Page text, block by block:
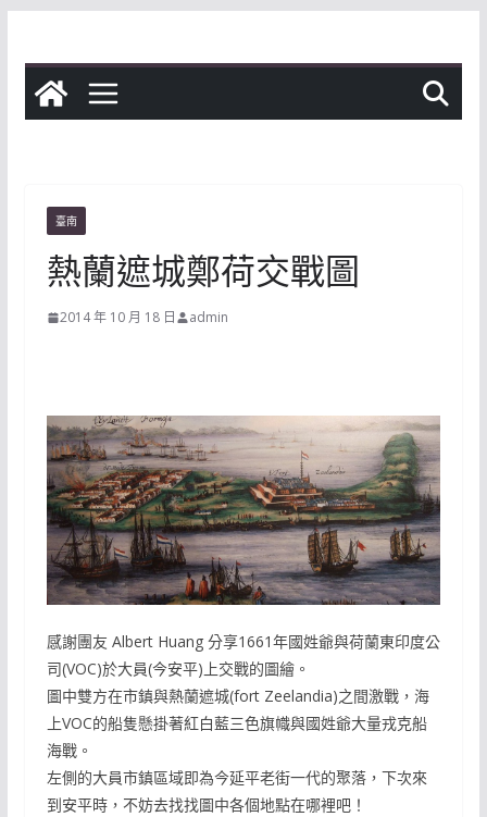
content
臺南
熱蘭遮城鄭荷交戰圖
2014 年 10 月 18 日 admin
感謝團友 Albert Huang 分享1661年國姓爺與荷蘭東印度公
司(VOC)於大員(今安平)上交戰的圖繪。
圖中雙方在市鎮與熱蘭遮城(fort Zeelandia)之間激戰，海
上VOC的船隻懸掛著紅白藍三色旗幟與國姓爺大量戎克船
海戰。
左側的大員市鎮區域即為今延平老街一代的聚落，下次來
到安平時，不妨去找找圖中各個地點在哪裡吧！